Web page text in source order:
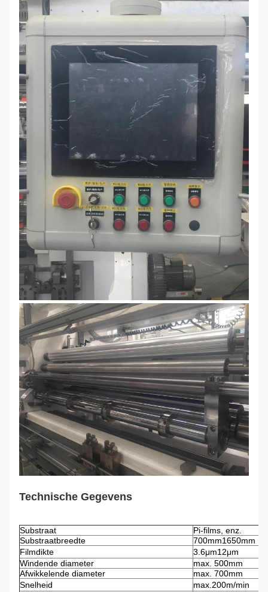
Technische Gegevens
Substraat
Pi-films, enz.
Substraatbreedte
700mm1650mm
Filmdikte
3.6μm12μm
Windende diameter
max. 500mm
Afwikkelende diameter
max. 700mm
Snelheid
max.200m/min